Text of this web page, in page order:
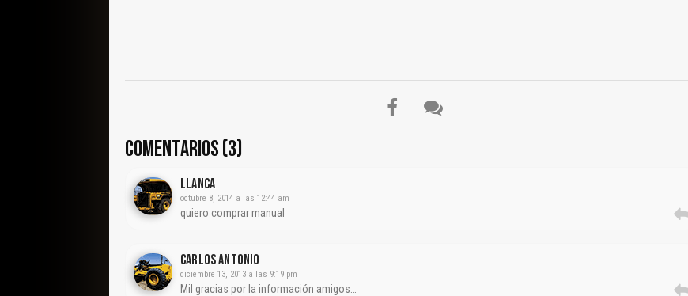
COMENTARIOS (3)
Llanca
octubre 8, 2014 a las 12:44 am
quiero comprar manual
CARLOS ANTONIO
diciembre 13, 2013 a las 9:19 pm
Mil gracias por la información amigos…